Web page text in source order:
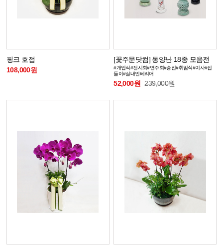
핑크 호접
108,000원
[꽃주문닷컴] 동양난 18종 모음전
#개업식#전시회#연주회#승진#취임식#이사#집
들이#실내인테리어
52,000원 239,000원